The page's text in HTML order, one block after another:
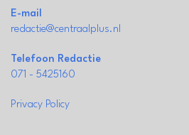
E-mail
redactie@centraalplus.nl
Telefoon Redactie
071 - 5425160
Privacy Policy